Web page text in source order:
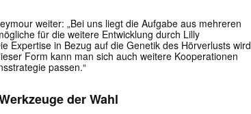
weiter: „Bei uns liegt die Aufgabe aus mehreren
für die weitere Entwicklung durch Lilly
Expertise in Bezug auf die Genetik des Hörverlusts wird
Form kann man sich auch weitere Kooperationen
passen.“
der Wahl